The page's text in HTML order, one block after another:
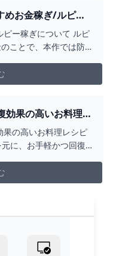
めお金稼ぎ/ルピー
オブザキングダ
ー稼ぎについて ルピ
ことで、本作では防
オブ ザ キングダム』
効果の高いお料理レ
ーズ オブ ザ キン
DREAM
果の高いお料理レシピ
に、お手軽かつ回復
立てください｜『ゼ
ングダム』